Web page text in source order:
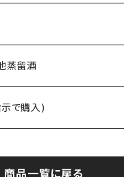
山猿 山翡翠 など
一粒の麦 など
など
シリーズ アルガーノシリ
蒸留酒
ｨﾗﾘｰ 桜尾など
で購入)
商品一覧に戻る